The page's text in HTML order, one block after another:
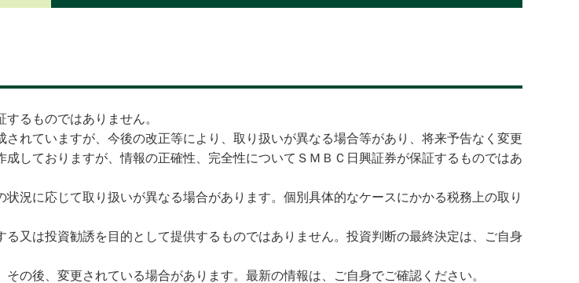
るものではありません。
れていますが、今後の改正等により、取り扱いが異なる場合等があり、将来予告なく変更
しておりますが、情報の正確性、完全性についてＳＭＢＣ日興証券が保証するものではあ
況に応じて取り扱いが異なる場合があります。個別具体的なケースにかかる税務上の取り
又は投資勧誘を目的として提供するものではありません。投資判断の最終決定は、ご自身
の後、変更されている場合があります。最新の情報は、ご自身でご確認ください。